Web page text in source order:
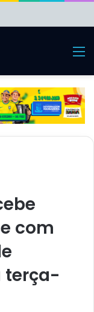
com
terça-